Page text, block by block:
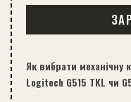
Як вибрати механічну
Logitech G515 TKL чи